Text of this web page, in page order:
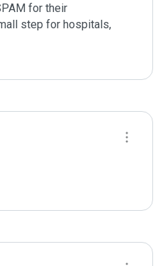
for their
step for hospitals,